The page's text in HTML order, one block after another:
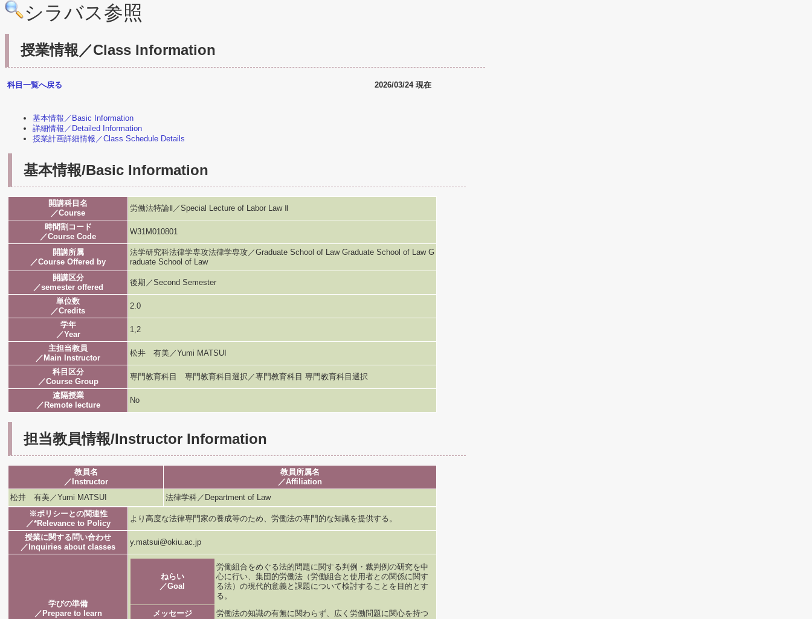
シラバス参照
授業情報／Class Information
科目一覧へ戻る 2026/03/24 現在
基本情報／Basic Information
詳細情報／Detailed Information
授業計画詳細情報／Class Schedule Details
基本情報/Basic Information
開講科目名
／Course
労働法特論Ⅱ／Special Lecture of Labor Law Ⅱ
時間割コード
／Course Code
W31M010801
開講所属
／Course Offered by
法学研究科法律学専攻法律学専攻／Graduate School of Law Graduate School of Law G
raduate School of Law
開講区分
／semester offered
後期／Second Semester
単位数
／Credits
2.0
学年
／Year
1,2
主担当教員
／Main Instructor
松井 有美／Yumi MATSUI
科目区分
／Course Group
専門教育科目 専門教育科目選択／専門教育科目 専門教育科目選択
遠隔授業
／Remote lecture
No
担当教員情報/Instructor Information
教員名
／Instructor
教員所属名
／Affiliation
松井 有美／Yumi MATSUI
法律学科／Department of Law
※ポリシーとの関連性
／*Relevance to Policy
より高度な法律専門家の養成等のため、労働法の専門的な知識を提供する。
授業に関する問い合わせ
／Inquiries about classes
y.matsui@okiu.ac.jp
学びの準備
／Prepare to learn
ねらい
／Goal
労働組合をめぐる法的問題に関する判例・裁判例の研究を中
心に行い、集団的労働法（労働組合と使用者との関係に関す
る法）の現代的意義と課題について検討することを目的とす
る。
メッセージ
労働法の知識の有無に関わらず、広く労働問題に関心を持つ